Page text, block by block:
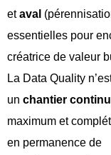
etaval
essentielles pour
créatrice de valeur
La Data Quality
un chantier continu
maximum et
en permanence de